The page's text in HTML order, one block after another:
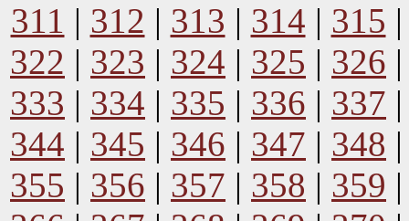
311 | 312 | 313 | 314 | 315
322 | 323 | 324 | 325 | 326
333 | 334 | 335 | 336 | 337
344 | 345 | 346 | 347 | 348
355 | 356 | 357 | 358 | 359